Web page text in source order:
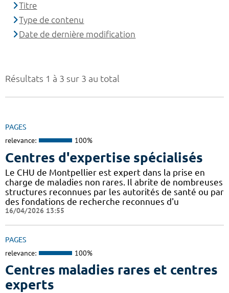
Résultats 1 à 3 sur 3 au total
PAGES
relevance: 100%
Centres d'expertise spécialisés
Le CHU de Montpellier est expert dans la prise en
charge de maladies non rares. Il abrite de nombreuses
structures reconnues par les autorités de santé ou par
des fondations de recherche reconnues d'u
16/04/2026 13:55
PAGES
relevance: 100%
Centres maladies rares et centres
experts
Titre
Type de contenu
Date de dernière modification